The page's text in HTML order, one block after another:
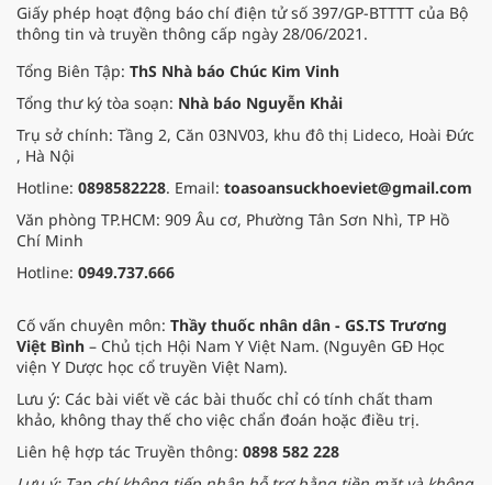
Giấy phép hoạt động báo chí điện tử số 397/GP-BTTTT của Bộ
thông tin và truyền thông cấp ngày 28/06/2021.
Tổng Biên Tập: ThS Nhà báo Chúc Kim Vinh
Tổng thư ký tòa soạn: Nhà báo Nguyễn Khải
Trụ sở chính: Tầng 2, Căn 03NV03, khu đô thị Lideco, Hoài Đức
, Hà Nội
Hotline: 0898582228. Email: toasoansuckhoeviet@gmail.com
Văn phòng TP.HCM: 909 Âu cơ, Phường Tân Sơn Nhì, TP Hồ
Chí Minh
Hotline: 0949.737.666
Cố vấn chuyên môn: Thầy thuốc nhân dân - GS.TS Trương
Việt Bình – Chủ tịch Hội Nam Y Việt Nam. (Nguyên GĐ Học
viện Y Dược học cổ truyền Việt Nam).
Lưu ý: Các bài viết về các bài thuốc chỉ có tính chất tham
khảo, không thay thế cho việc chẩn đoán hoặc điều trị.
Liên hệ hợp tác Truyền thông: 0898 582 228